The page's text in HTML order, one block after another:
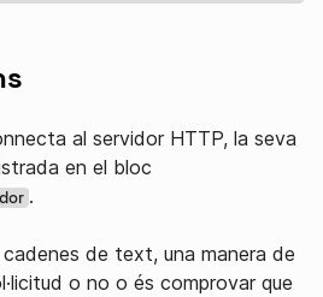
al servidor HTTP, la seva
en el bloc
.
de text, una manera de
o no o és comprovar que